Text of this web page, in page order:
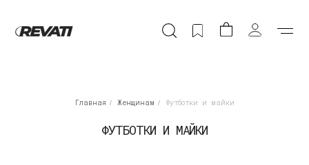
Главная / Женщинам / Футботки и майки